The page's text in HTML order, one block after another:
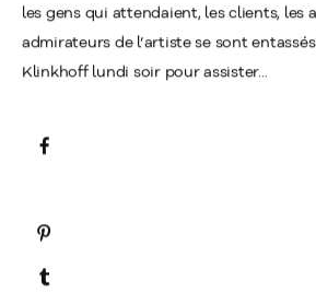
les gens qui attendaient, les clients, les
admirateurs de l’artiste se sont
Klinkhoff lundi soir pour assister...